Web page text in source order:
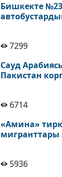
Бишкекте
7299
Сауд
Пакистан
6714
«Амина»
5936